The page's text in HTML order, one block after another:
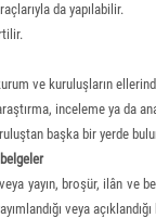
da yapılabilir.
ve kuruluşların
inceleme ya
başka bir yerde
yayın, broşür, ilân ve
veya